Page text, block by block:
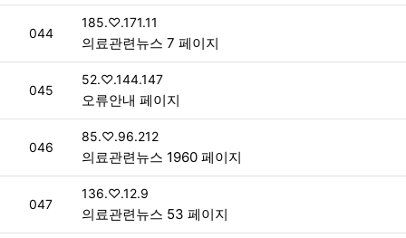
번호
044
접속자
185.♡.171.11
의료관련뉴스 7 페이지
번호
045
접속자
52.♡.144.147
오류안내 페이지
번호
046
접속자
85.♡.96.212
의료관련뉴스 1960 페이지
번호
047
접속자
136.♡.12.9
의료관련뉴스 53 페이지